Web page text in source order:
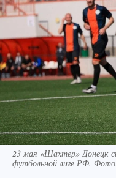
23 мая «Шахтер» Донецк
футбольной лиге РФ.